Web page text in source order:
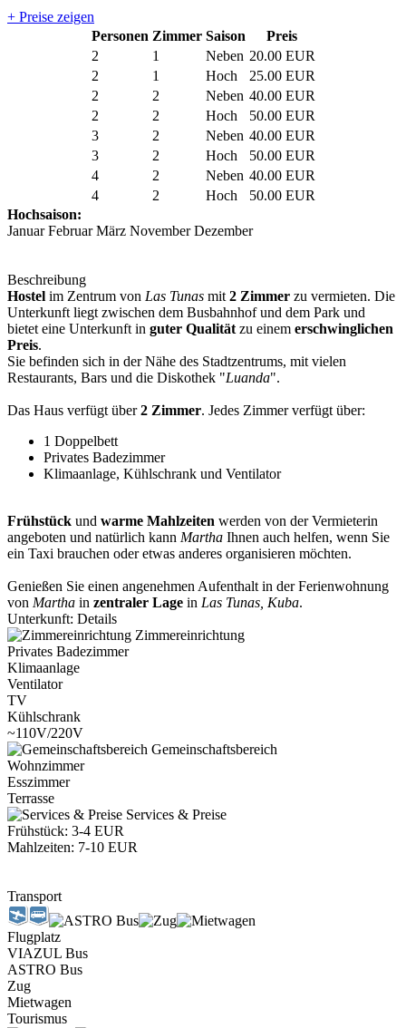
+ Preise zeigen
Personen Zimmer Saison
Preis
2
1 Neben 20.00 EUR
2
1 Hoch
25.00 EUR
2
2 Neben 40.00 EUR
2
2 Hoch
50.00 EUR
3
2 Neben 40.00 EUR
3
2 Hoch
50.00 EUR
4
2 Neben 40.00 EUR
4
2 Hoch
50.00 EUR
Hochsaison:
Januar Februar März November Dezember
Beschreibung
Hostel im Zentrum von Las Tunas mit 2 Zimmer zu vermieten. Die
Unterkunft liegt zwischen dem Busbahnhof und dem Park und
bietet eine Unterkunft in guter Qualität zu einem erschwinglichen
Preis.
Sie befinden sich in der Nähe des Stadtzentrums, mit vielen
Restaurants, Bars und die Diskothek "Luanda".
Das Haus verfügt über2 Zimmer. Jedes Zimmer verfügt über:
1 Doppelbett
Privates Badezimmer
Klimaanlage, Kühlschrank und Ventilator
Frühstück und warme Mahlzeiten werden von der Vermieterin
angeboten und natürlich kann Martha Ihnen auch helfen, wenn Sie
ein Taxi brauchen oder etwas anderes organisieren möchten.
Genießen Sie einen angenehmen Aufenthalt in der Ferienwohnung
von Martha in zentraler Lage in Las Tunas, Kuba.
Unterkunft: Details
Zimmereinrichtung
Privates Badezimmer
Klimaanlage
Ventilator
TV
Kühlschrank
~110V/220V
Gemeinschaftsbereich
Wohnzimmer
Esszimmer
Terrasse
Services & Preise
Frühstück: 3-4 EUR
Mahlzeiten: 7-10 EUR
Transport
Flugplatz
VIAZUL Bus
ASTRO Bus
Zug
Mietwagen
Tourismus